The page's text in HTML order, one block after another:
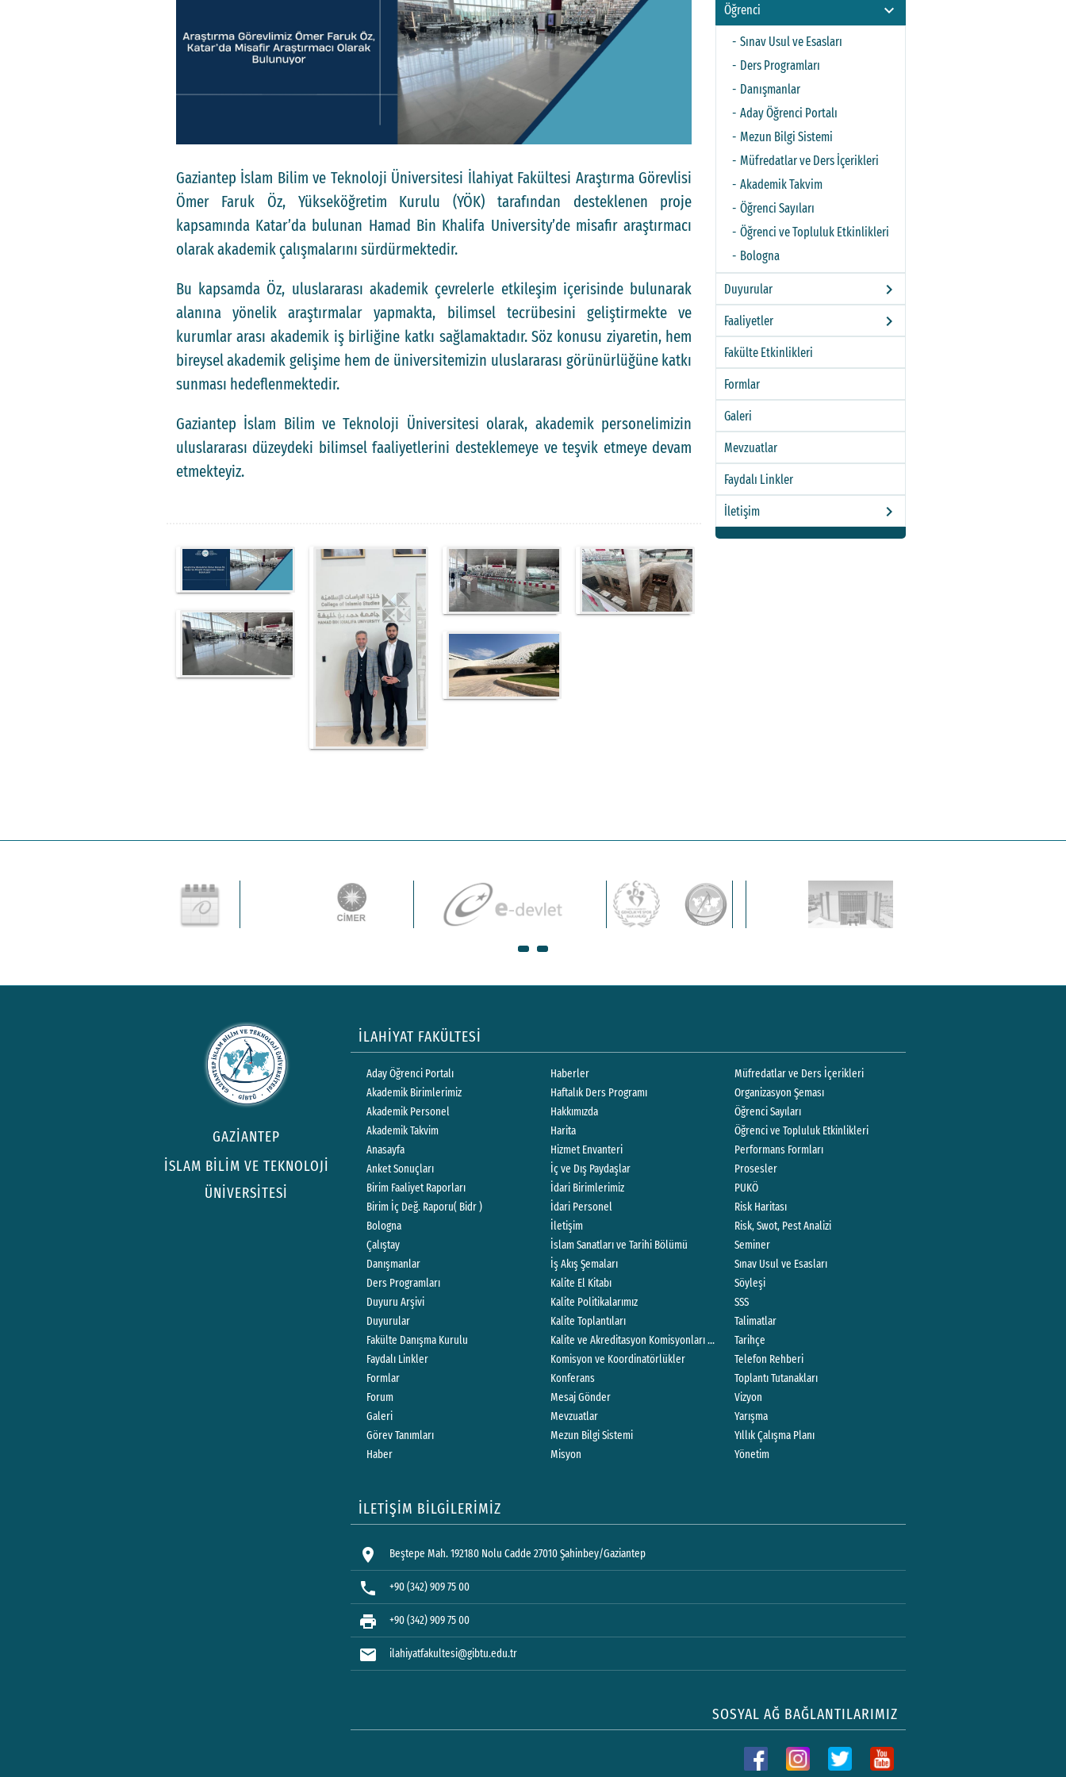
Gaziantep İslam Bilim ve Teknoloji Üniversitesi İlahiyat Fakültesi Araştırma Görevlisi
Ömer Faruk Öz, Yükseköğretim Kurulu (YÖK) tarafından desteklenen proje
kapsamında Katar’da bulunan Hamad Bin Khalifa University’de misafir araştırmacı
olarak akademik çalışmalarını sürdürmektedir.
Bu kapsamda Öz, uluslararası akademik çevrelerle etkileşim içerisinde bulunarak
alanına yönelik araştırmalar yapmakta, bilimsel tecrübesini geliştirmekte ve
kurumlar arası akademik iş birliğine katkı sağlamaktadır. Söz konusu ziyaretin, hem
bireysel akademik gelişime hem de üniversitemizin uluslararası görünürlüğüne katkı
sunması hedeflenmektedir.
Gaziantep İslam Bilim ve Teknoloji Üniversitesi olarak, akademik personelimizin
uluslararası düzeydeki bilimsel faaliyetlerini desteklemeye ve teşvik etmeye devam
etmekteyiz.
Öğrenci keyboard_arrow_right
Sınav Usul ve Esasları
Ders Programları
Danışmanlar
Aday Öğrenci Portalı
Mezun Bilgi Sistemi
Müfredatlar ve Ders İçerikleri
Akademik Takvim
Öğrenci Sayıları
Öğrenci ve Topluluk Etkinlikleri
Bologna
Duyurular keyboard_arrow_right
Faaliyetler keyboard_arrow_right
Fakülte Etkinlikleri
Formlar
Galeri
Mevzuatlar
Faydalı Linkler
İletişim keyboard_arrow_right
GAZİANTEP
İSLAM BİLİM VE TEKNOLOJİ
ÜNİVERSİTESİ
İLAHİYAT FAKÜLTESİ
Aday Öğrenci Portalı
Akademik Birimlerimiz
Akademik Personel
Akademik Takvim
Anasayfa
Anket Sonuçları
Birim Faaliyet Raporları
Birim İç Değ. Raporu( Bidr )
Bologna
Çalıştay
Danışmanlar
Ders Programları
Duyuru Arşivi
Duyurular
Fakülte Danışma Kurulu
Faydalı Linkler
Formlar
Forum
Galeri
Görev Tanımları
Haber
Haberler
Haftalık Ders Programı
Hakkımızda
Harita
Hizmet Envanteri
İç ve Dış Paydaşlar
İdari Birimlerimiz
İdari Personel
İletişim
İslam Sanatları ve Tarihi Bölümü
İş Akış Şemaları
Kalite El Kitabı
Kalite Politikalarımız
Kalite Toplantıları
Kalite ve Akreditasyon Komisyonları Çalışma Usul ve Esasları
Komisyon ve Koordinatörlükler
Konferans
Mesaj Gönder
Mevzuatlar
Mezun Bilgi Sistemi
Misyon
Müfredatlar ve Ders İçerikleri
Organizasyon Şeması
Öğrenci Sayıları
Öğrenci ve Topluluk Etkinlikleri
Performans Formları
Prosesler
PUKÖ
Risk Haritası
Risk, Swot, Pest Analizi
Seminer
Sınav Usul ve Esasları
Söyleşi
SSS
Talimatlar
Tarihçe
Telefon Rehberi
Toplantı Tutanakları
Vizyon
Yarışma
Yıllık Çalışma Planı
Yönetim
İLETİŞİM BİLGİLERİMİZ
location_on Beştepe Mah. 192180 Nolu Cadde 27010 Şahinbey/Gaziantep
phone +90 (342) 909 75 00
print +90 (342) 909 75 00
mail ilahiyatfakultesi@gibtu.edu.tr
SOSYAL AĞ BAĞLANTILARIMIZ